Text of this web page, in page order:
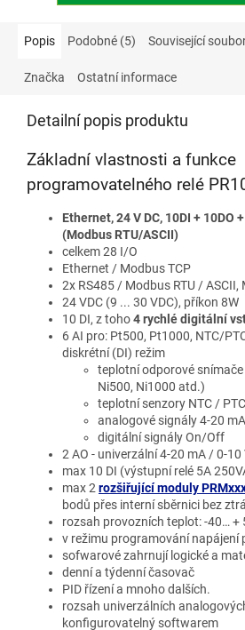
Popis Podobné (5) Související
Značka Ostatní informace
Detailní popis produktu
Základní vlastnosti a funkce
programovatelného relé
Ethernet, 24 V DC, 10DI + 10DO
(Modbus RTU/ASCII)
celkem 28 I/O
Ethernet / Modbus TCP
2x RS485 / Modbus RTU / ASCII,
24 VDC (9 ... 30 VDC), příkon 8W
10 DI, z toho4 rychlé digitální
6 AI pro: Pt500, Pt1000, NTC/
diskrétní (DI) režim
teplotní odporové
Ni500, Ni1000 atd.)
teplotní senzory NTC / PTC
analogové signály 4-20
digitální signály On/Off
2 AO - univerzální 4-20 mA / 0-10
max 10 DI (výstupní relé 5A
max 2rozšiřující moduly
bodů přes interní sběrnici bez
rozsah provozních teplot: -40… +
v režimu programování napájení
sofwarové zahrnují logické a
denní a týdenní časovač
PID řízení a mnoho dalších.
rozsah univerzálních
konfigurovatelný softwarem